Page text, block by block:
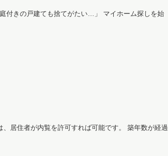
付きの戸建ても捨てがたい…」 マイホーム探しを始
居住者が内覧を許可すれば可能です。 築年数が経過